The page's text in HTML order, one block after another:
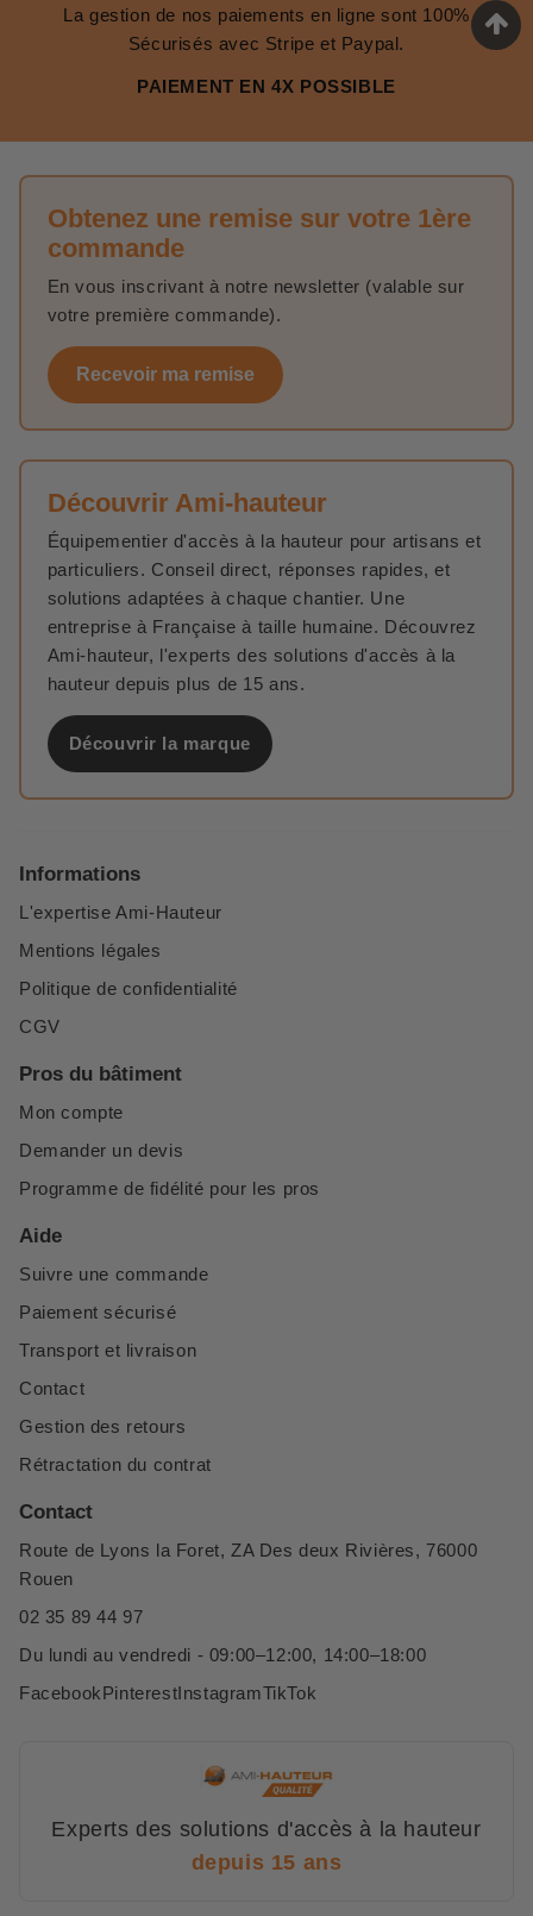
La gestion de nos paiements en ligne sont 100%
Sécurisés avec Stripe et Paypal.
PAIEMENT EN 4X POSSIBLE
Obtenez une remise sur votre 1ère
commande
En vous inscrivant à notre newsletter (valable sur
votre première commande).
Recevoir ma remise
Découvrir Ami-hauteur
Équipementier d'accès à la hauteur pour artisans et
particuliers. Conseil direct, réponses rapides, et
solutions adaptées à chaque chantier. Une
entreprise à Française à taille humaine. Découvrez
Ami-hauteur, l'experts des solutions d'accès à la
hauteur depuis plus de 15 ans.
Découvrir la marque
Informations
L'expertise Ami-Hauteur
Mentions légales
Politique de confidentialité
CGV
Pros du bâtiment
Mon compte
Demander un devis
Programme de fidélité pour les pros
Aide
Suivre une commande
Paiement sécurisé
Transport et livraison
Contact
Gestion des retours
Rétractation du contrat
Contact
Route de Lyons la Foret, ZA Des deux Rivières, 76000
Rouen
02 35 89 44 97
Du lundi au vendredi - 09:00–12:00, 14:00–18:00
FacebookPinterestInstagramTikTok
Experts des solutions d'accès à la hauteur
depuis 15 ans